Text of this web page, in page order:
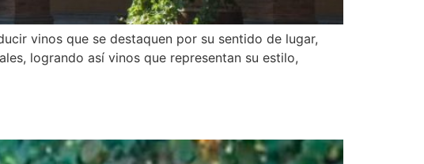
vinos que se destaquen por su sentido de lugar,
logrando así vinos que representan su estilo,